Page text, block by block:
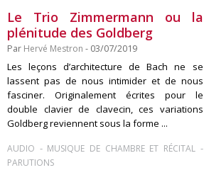
Le Trio Zimmermann ou la
plénitude des Goldberg
Par Hervé Mestron - 03/07/2019
Les leçons d’architecture de Bach ne se
lassent pas de nous intimider et de nous
fasciner. Originalement écrites pour le
double clavier de clavecin, ces variations
Goldberg reviennent sous la forme ...
AUDIO - MUSIQUE DE CHAMBRE ET RÉCITAL-
PARUTIONS